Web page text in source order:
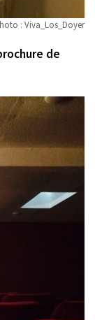
: Viva_Los_Doyer
de